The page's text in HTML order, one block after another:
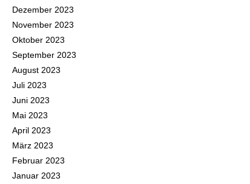
Dezember 2023
November 2023
Oktober 2023
September 2023
August 2023
Juli 2023
Juni 2023
Mai 2023
April 2023
März 2023
Februar 2023
Januar 2023